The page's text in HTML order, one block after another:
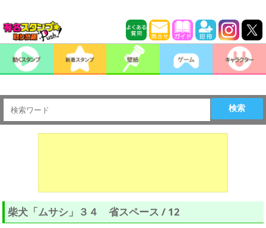
検索
柴犬「ムサシ」３４ 省スペース / 12